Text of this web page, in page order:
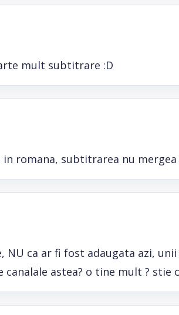
mult subtitrare :D
romana, subtitrarea nu
NU ca ar fi fost adaugata azi,
astea? o tine mult ? stie